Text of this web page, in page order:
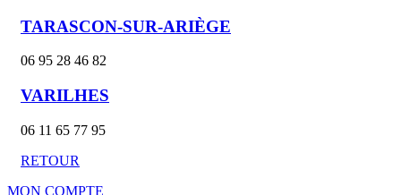
TARASCON-SUR-ARIÈGE
06 95 28 46 82
VARILHES
06 11 65 77 95
RETOUR
MON COMPTE